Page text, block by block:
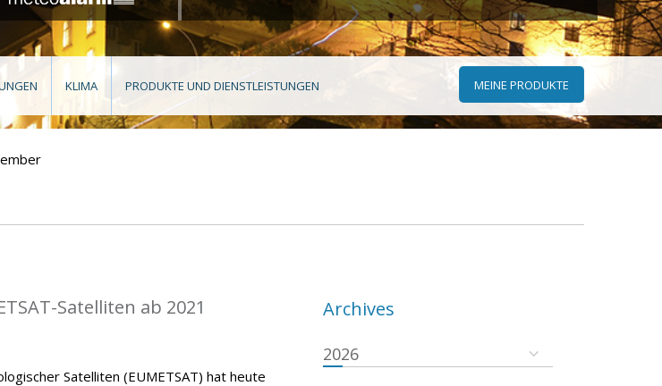
KLIMA PRODUKTE UND DIENSTLEISTUNGEN MEINE PRODUKTE
Satelliten ab 2021
Satelliten (EUMETSAT) hat heute
Archives
2026